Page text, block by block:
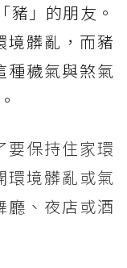
豬」的朋友。
境髒亂，而豬
種穢氣與煞氣
要保持住家環
環境髒亂或氣
廳、夜店或酒